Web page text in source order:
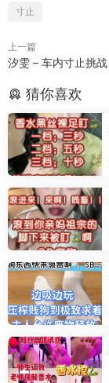
寸止
上一篇
汐雯 – 车内寸止挑战
猜你喜欢